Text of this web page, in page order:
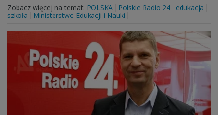
Zobacz więcej na temat: POLSKA Polskie Radio 24
edukacja
szkoła
Ministerstwo Edukacji i Nauki